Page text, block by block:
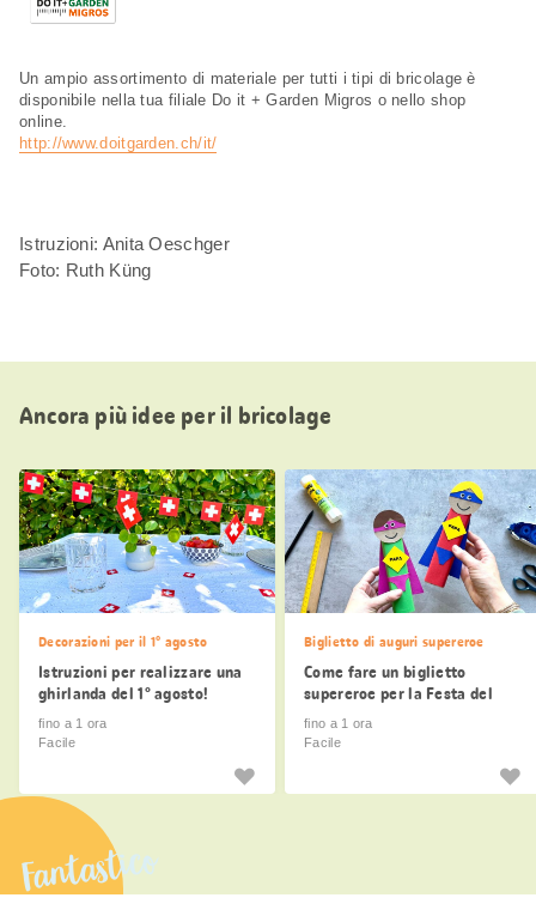
Un ampio assortimento di materiale per tutti i tipi di bricolage è
disponibile nella tua filiale Do it + Garden Migros o nello shop
online.
http://www.doitgarden.ch/it/
Istruzioni: Anita Oeschger
Foto: Ruth Küng
Ancora più idee per il bricolage
Decorazioni per il 1° agosto
Istruzioni per realizzare una
ghirlanda del 1° agosto!
fino a 1 ora
Facile
Biglietto di auguri supereroe
Come fare un biglietto
supereroe per la Festa del
Papà
fino a 1 ora
Facile
Fantastico